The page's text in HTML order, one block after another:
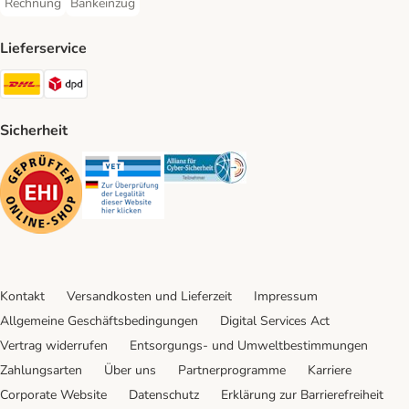
Rechnung Payment Method
Bankeinzug Payment Method
Lieferservice
DHL Shipping Method
Sicherheit
Security Security Security
Kontakt Versandkosten und Lieferzeit
Impressum
Allgemeine Geschäftsbedingungen
Digital Services Act
Vertrag widerrufen
Entsorgungs- und Umweltbestimmungen
Zahlungsarten
Über uns Partnerprogramme
Karriere
Corporate Website
Datenschutz Erklärung zur Barrierefreiheit